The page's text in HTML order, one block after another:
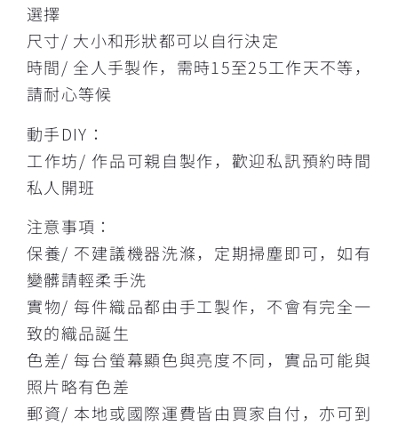
選擇
尺寸/ 大小和形狀都可以自行決定
時間/ 全人手製作，需時15至25工作天不等，
請耐心等候
動手DIY：
工作坊/ 作品可親自製作，歡迎私訊預約時間
私人開班
注意事項：
保養/ 不建議機器洗滌，定期掃塵即可，如有
變髒請輕柔手洗
實物/ 每件織品都由手工製作，不會有完全一
致的織品誕生
色差/ 每台螢幕顯色與亮度不同，實品可能與
照片略有色差
郵資/ 本地或國際運費皆由買家自付，亦可到